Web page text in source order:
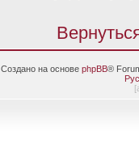
Создано на основе phpBB®
[